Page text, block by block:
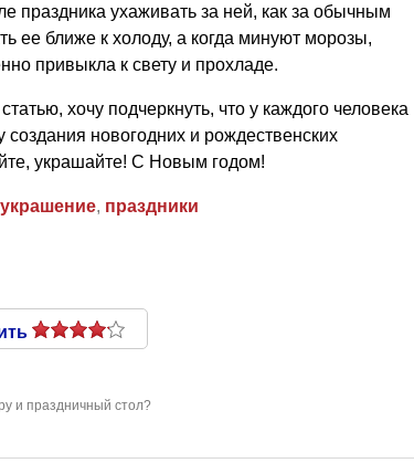
праздника ухаживать за ней, как за обычным
ее ближе к холоду, а когда минуют морозы,
привыкла к свету и прохладе.
хочу подчеркнуть, что у каждого человека
новогодних и рождественских
украшайте! С Новым годом!
украшение, праздники
и праздничный стол?